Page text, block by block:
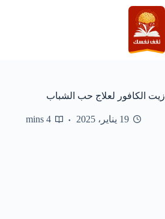
التجاوز
إلى
المحتوى
زيت الكافور لعلاج حب الشباب
19 يناير، 2025 4 mins